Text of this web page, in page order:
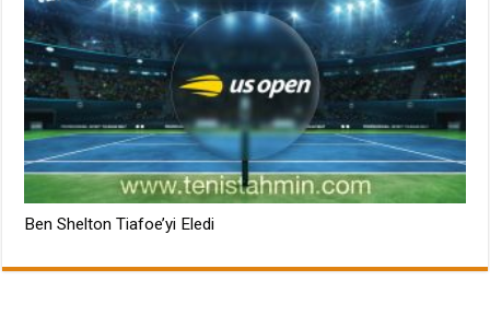
Ben Shelton Tiafoe’yi Eledi